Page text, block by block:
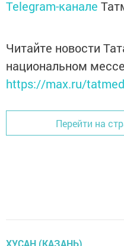
Telegram-канале
Читайте новости
национальном
https://max.ru/
Перейти на